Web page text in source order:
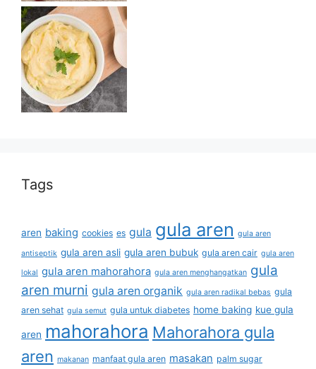
Tags
aren baking cookies es gula gula aren gula aren
antiseptik gula aren asli gula aren bubuk gula aren cair gula aren
lokal gula aren mahorahora gula aren menghangatkan gula
aren murni gula aren organik gula aren radikal bebas gula
aren sehat gula semut gula untuk diabetes home baking kue gula
aren mahorahora Mahorahora gula
aren makanan manfaat gula aren masakan palm sugar